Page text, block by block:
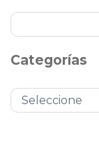
Categorías